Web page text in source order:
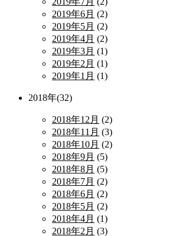
2019年6月 (2)
2019年5月 (2)
2019年4月 (2)
2019年3月 (1)
2019年2月 (1)
2019年1月 (1)
2018年(32)
2018年12月 (2)
2018年11月 (3)
2018年10月 (2)
2018年9月 (5)
2018年8月 (5)
2018年7月 (2)
2018年6月 (2)
2018年5月 (2)
2018年4月 (1)
2018年2月 (3)